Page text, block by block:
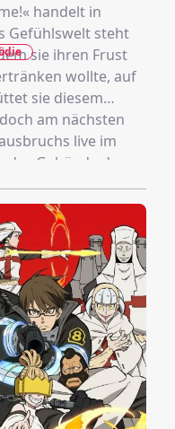
handelt in
Gefühlswelt steht
sie ihren Frust
wollte, auf
sie diesem
am nächsten
live im
Gebäude des
jedoch, Minare
spontanen
Minare
des Radios hinein,
von besagter
Lebens in den